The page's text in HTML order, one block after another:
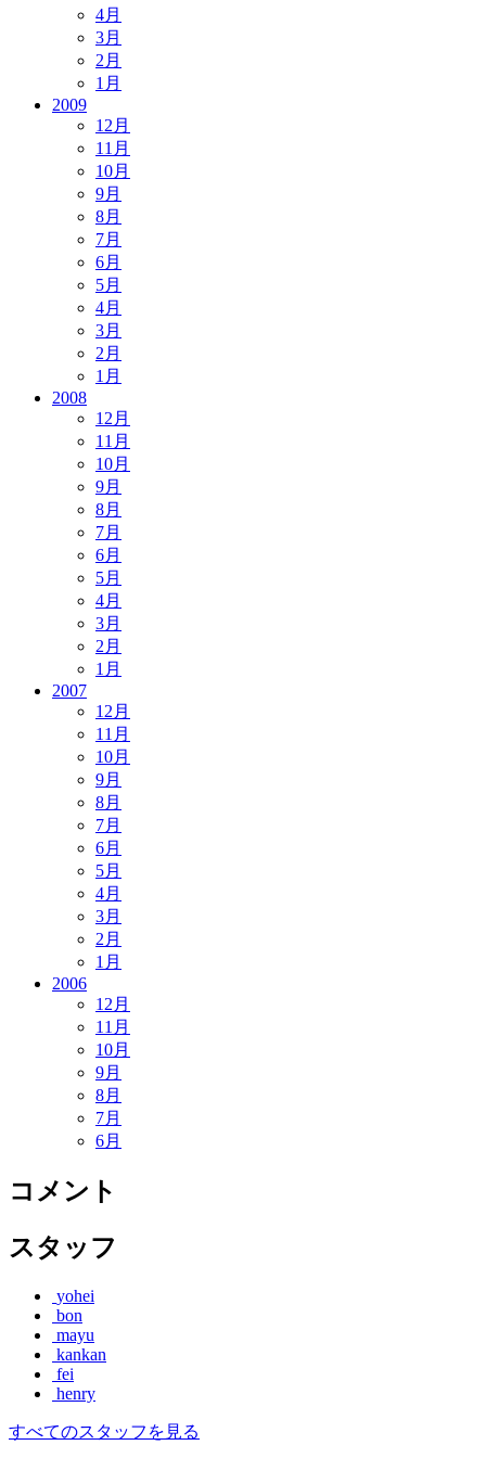
4月
3月
2月
1月
2009
12月
11月
10月
9月
8月
7月
6月
5月
4月
3月
2月
1月
2008
12月
11月
10月
9月
8月
7月
6月
5月
4月
3月
2月
1月
2007
12月
11月
10月
9月
8月
7月
6月
5月
4月
3月
2月
1月
2006
12月
11月
10月
9月
8月
7月
6月
コメント
スタッフ
yohei
bon
mayu
kankan
fei
henry
すべてのスタッフを見る